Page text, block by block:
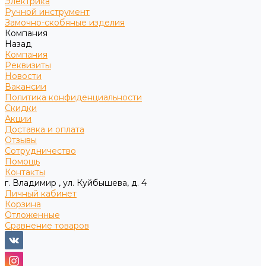
Ручной инструмент
Замочно-скобяные изделия
Компания
Назад
Компания
Реквизиты
Новости
Вакансии
Политика конфиденциальности
Скидки
Акции
Доставка и оплата
Отзывы
Сотрудничество
Помощь
Контакты
г. Владимир , ул. Куйбышева, д. 4
Личный кабинет
Корзина
Отложенные
Сравнение товаров